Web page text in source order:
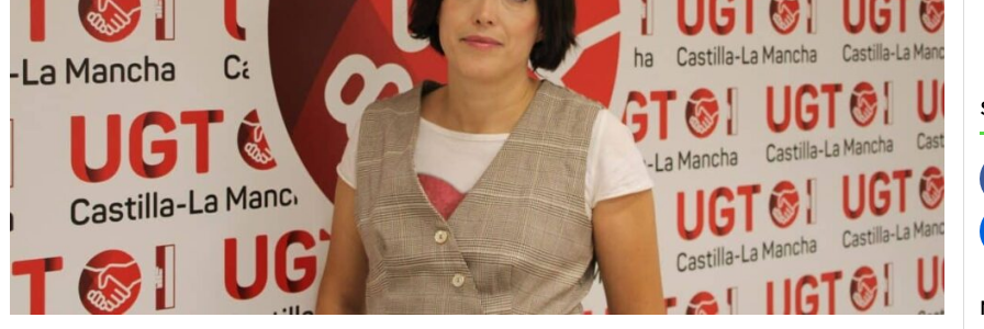
Compartir Compartir Compartir Compartir Compartir
Compartir Compartir Compartir Compartir Compartir